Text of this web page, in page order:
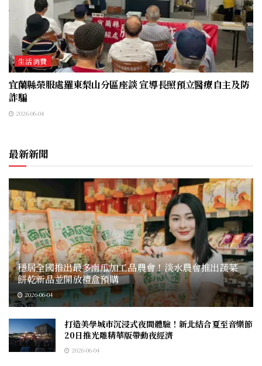
生活消費
宜蘭縣榮服處羅東梨山分區座談 宣導長照預立醫療自主及防
詐騙
2026-06-04
最新新聞
穩居全國推出最多南瓜加工品農會！淡水農會推出蔬菜
餅乾新品並開放禮盒預購
2026-06-04
打造美學城市沉浸式夜間體驗！新北結合夏至音樂節
20日推光雕精華版帶動夜經濟
2026-06-04